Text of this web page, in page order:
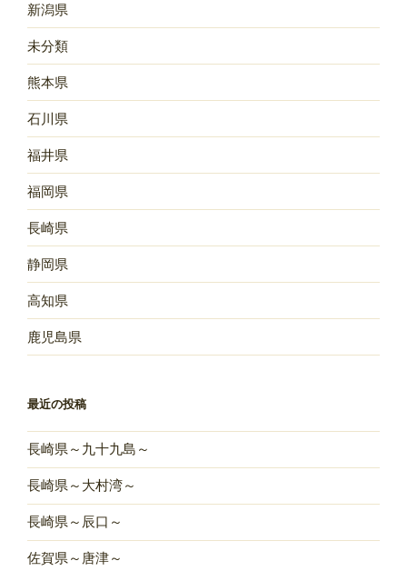
新潟県
未分類
熊本県
石川県
福井県
福岡県
長崎県
静岡県
高知県
鹿児島県
最近の投稿
長崎県～九十九島～
長崎県～大村湾～
長崎県～辰口～
佐賀県～唐津～